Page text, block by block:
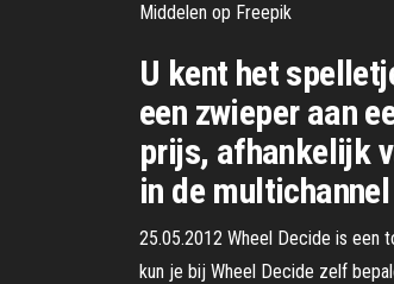
Middelen op Freepik
U kent het
een zwieper aan
prijs, afhankelijk
in de
25.05.2012 Wheel Decide is een
kun je bij Wheel Decide zelf